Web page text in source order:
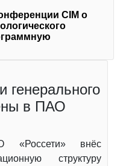
CIM о
генерального
в ПАО
«Россети» внёс
структуру